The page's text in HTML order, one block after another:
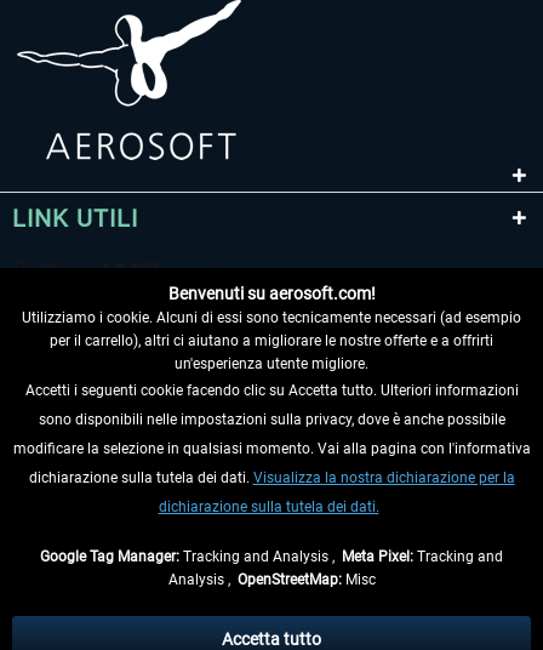
LINK UTILI
RECEDERE DAL CONTRATTO
INFORMAZIONI
eventualmente le spese di spedizione, se non diversamente descritto.
Benvenuti su aerosoft.com!
Utilizziamo i cookie. Alcuni di essi sono tecnicamente necessari (ad esempio
per il carrello), altri ci aiutano a migliorare le nostre offerte e a offrirti
un'esperienza utente migliore.
Accetti i seguenti cookie facendo clic su Accetta tutto. Ulteriori informazioni
sono disponibili nelle impostazioni sulla privacy, dove è anche possibile
modificare la selezione in qualsiasi momento. Vai alla pagina con l'informativa
dichiarazione sulla tutela dei dati. Visualizza la nostra dichiarazione per la
dichiarazione sulla tutela dei dati.
Google Tag Manager: Tracking and Analysis , Meta Pixel: Tracking and
Analysis , OpenStreetMap:Misc
Accetta tutto